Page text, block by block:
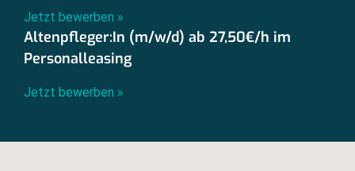
Jetzt bewerben »
Altenpfleger:In (m/w/d) ab 27,50€/h im
Personalleasing
Jetzt bewerben »